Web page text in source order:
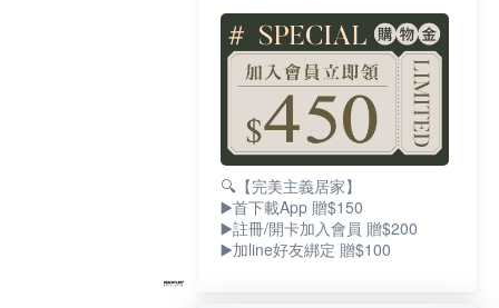
🔍【完美主義居家】
▶️首下載App 贈$150
▶️註冊/開卡加入會員 贈$200
▶️加line好友綁定 贈$100